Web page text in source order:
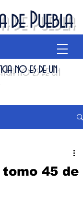
de Puebla
no es de un
45 de